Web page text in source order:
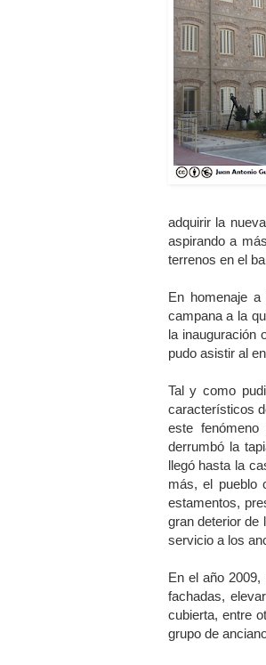
adquirir la
aspirando a
terrenos en el
En homenaje
campana a la
la inauguración
pudo asistir al
Tal y como
característicos d
este
derrumbó la
llegó hasta la
más, el pueblo
estamentos,
gran deterior de
servicio a los
En el año
fachadas,
cubierta, entre
grupo de